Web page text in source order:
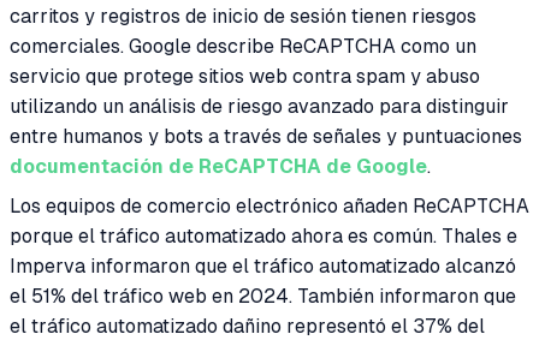
carritos y registros de inicio de sesión tienen riesgos
comerciales. Google describe ReCAPTCHA como un
servicio que protege sitios web contra spam y abuso
utilizando un análisis de riesgo avanzado para distinguir
entre humanos y bots a través de señales y puntuaciones
documentación de ReCAPTCHA de Google.
Los equipos de comercio electrónico añaden ReCAPTCHA
porque el tráfico automatizado ahora es común. Thales e
Imperva informaron que el tráfico automatizado alcanzó
el 51% del tráfico web en 2024. También informaron que
el tráfico automatizado dañino representó el 37% del